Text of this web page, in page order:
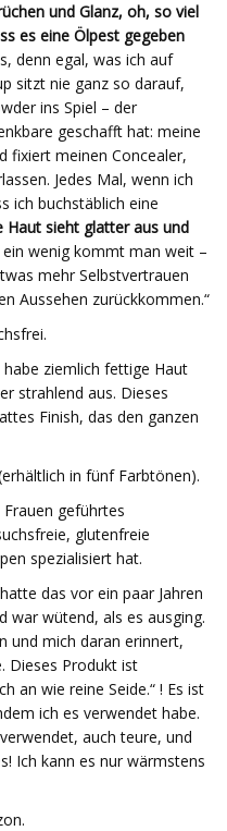
und Glanz, oh, so viel
es eine Ölpest gegeben
denn egal, was ich auf
sitzt nie ganz so darauf,
ins Spiel – der
geschafft hat: meine
fixiert meinen Concealer,
Jedes Mal, wenn ich
ich buchstäblich eine
Haut sieht glatter aus und
wenig kommt man weit –
mehr Selbstvertrauen
Aussehen zurückkommen.“
habe ziemlich fettige Haut
strahlend aus. Dieses
Finish, das den ganzen
in fünf Farbtönen).
geführtes
glutenfreie
spezialisiert hat.
das vor ein paar Jahren
war wütend, als es ausging.
und mich daran erinnert,
Dieses Produkt ist
an wie reine Seide.“ ! Es ist
ich es verwendet habe.
auch teure, und
Ich kann es nur wärmstens